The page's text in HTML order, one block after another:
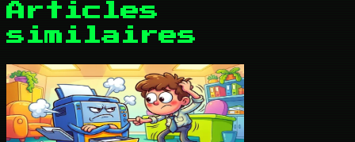
Articles
similaires